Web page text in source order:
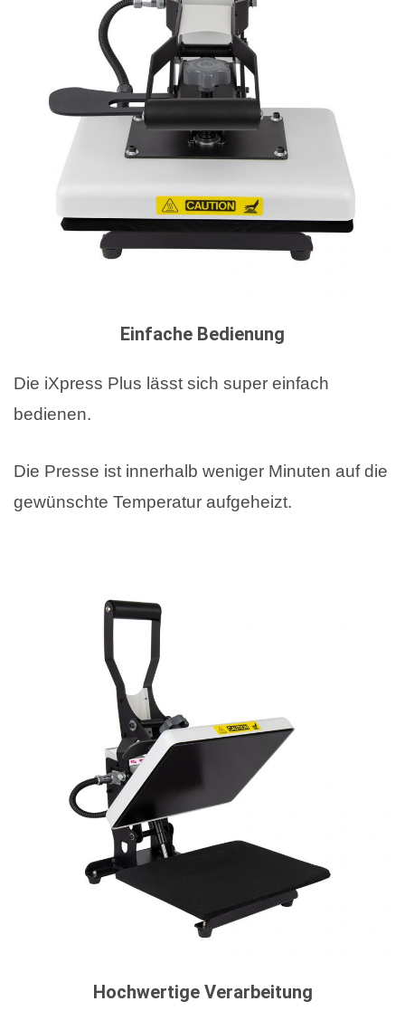
Einfache Bedienung
Die iXpress Plus lässt sich super einfach
bedienen.
Die Presse ist innerhalb weniger Minuten auf die
gewünschte Temperatur aufgeheizt.
Hochwertige Verarbeitung